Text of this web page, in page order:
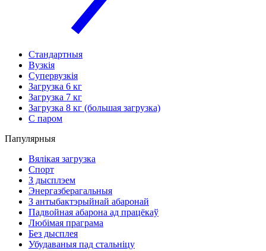
Стандартныя
Вузкія
Супервузкія
Загрузка 6 кг
Загрузка 7 кг
Загрузка 8 кг (большая загрузка)
С паром
Папулярныя
Вялікая загрузка
Спорт
З дысплэем
Энергазберагальныя
З антыбактэрыйнай абаронай
Падвойная абарона ад працёкаў
Любімая праграма
Без дысплея
Убудаваныя пад стальніцу